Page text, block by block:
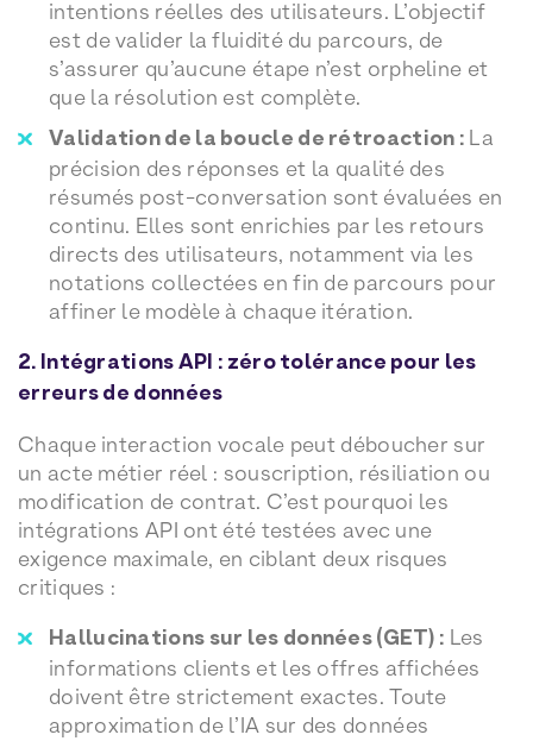
intentions réelles des utilisateurs. L’objectif
est de valider la fluidité du parcours, de
s’assurer qu’aucune étape n’est orpheline et
que la résolution est complète.
Validation de la boucle de rétroaction : La
précision des réponses et la qualité des
résumés post-conversation sont évaluées en
continu. Elles sont enrichies par les retours
directs des utilisateurs, notamment via les
notations collectées en fin de parcours pour
affiner le modèle à chaque itération.
2. Intégrations API : zéro tolérance pour les
erreurs de données
Chaque interaction vocale peut déboucher sur
un acte métier réel : souscription, résiliation ou
modification de contrat. C’est pourquoi les
intégrations API ont été testées avec une
exigence maximale, en ciblant deux risques
critiques :
Hallucinations sur les données (GET) : Les
informations clients et les offres affichées
doivent être strictement exactes. Toute
approximation de l’IA sur des données